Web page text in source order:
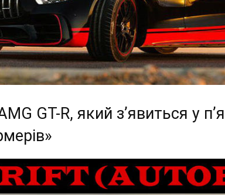
GT-R, який з’явиться у